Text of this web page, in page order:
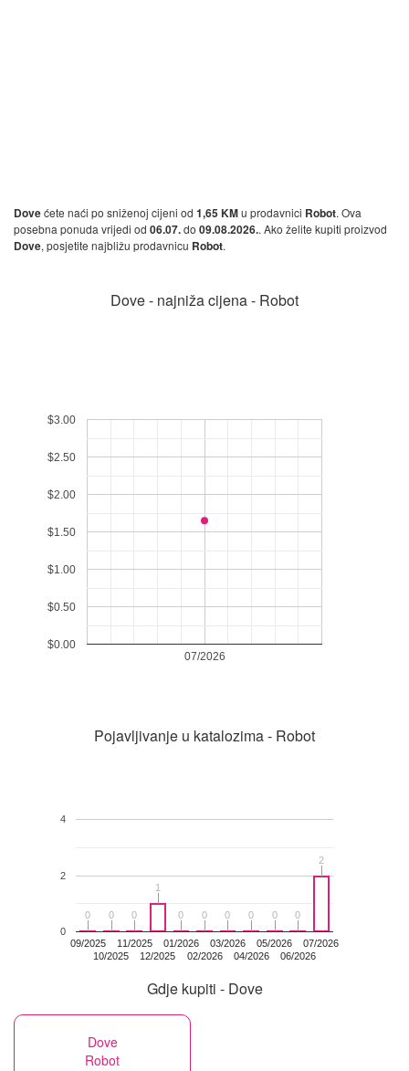
Dovećete naći po sniženoj cijeni od 1,65 KMu prodavnici Robot. Ova
posebna ponuda vrijedi od 06.07.do 09.08.2026.. Ako želite kupiti proizvod
Dove, posjetite najbližu prodavnicu Robot.
Dove - najniža cijena - Robot
07/2026
$0.00
$0.50
$1.00
$1.50
$2.00
$2.50
$3.00
Pojavljivanje u katalozima - Robot
09/2025
10/2025
11/2025
12/2025
01/2026
02/2026
03/2026
04/2026
05/2026
06/2026
07/2026
0
2
4
0
0 0
0 0
0
1
1
0
0 0
0 0
0 0
0 0
0 0
0
2
2
Gdje kupiti - Dove
Dove
Robot